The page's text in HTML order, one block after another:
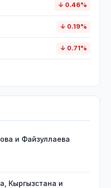
↓ 0.46%
↓ 0.19%
↓ 0.71%
и Файзуллаева
Кыргызстана и